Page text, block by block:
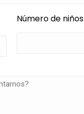
Número de niños